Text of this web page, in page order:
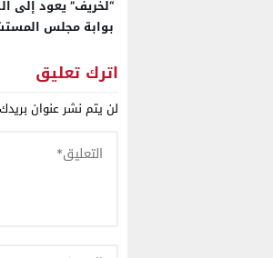
“لخريف” يعود إلى
بوابة مجلس
اترك تعليق
لن يتم نشر عنوان